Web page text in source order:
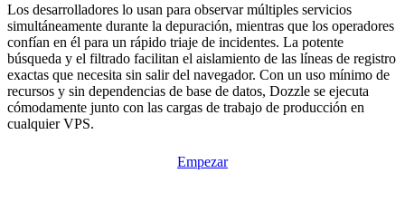
Los desarrolladores lo usan para observar múltiples servicios
simultáneamente durante la depuración, mientras que los operadores
confían en él para un rápido triaje de incidentes. La potente
búsqueda y el filtrado facilitan el aislamiento de las líneas de registro
exactas que necesita sin salir del navegador. Con un uso mínimo de
recursos y sin dependencias de base de datos, Dozzle se ejecuta
cómodamente junto con las cargas de trabajo de producción en
cualquier VPS.
Empezar